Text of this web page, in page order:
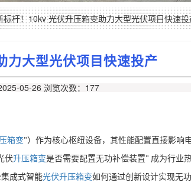
杆！10kv 光伏升压箱变助力大型光伏项目快速投
力大型光伏项目快速投产
05-26 浏览次数：177
箱变"）作为核心枢纽设备，其性能配置直接影响
伏升压箱变是否需要配置无功补偿装置" 成为行业
成式智能光伏升压箱变如何通过创新设计实现无